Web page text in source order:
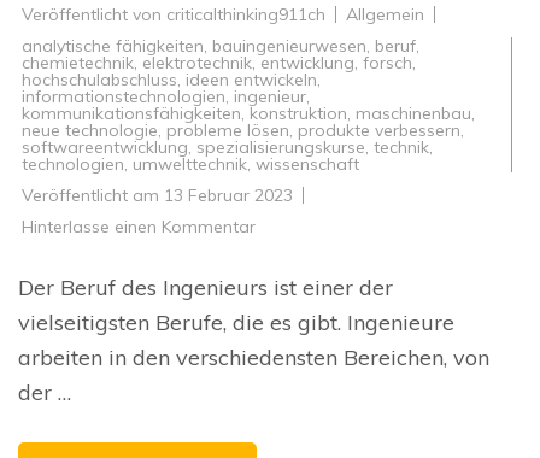
Veröffentlicht von criticalthinking911ch
Allgemein
analytische fähigkeiten, bauingenieurwesen, beruf,
chemietechnik, elektrotechnik,entwicklung, forsch,
hochschulabschluss, ideen entwickeln,
informationstechnologien, ingenieur,
kommunikationsfähigkeiten, konstruktion, maschinenbau,
neue technologie, probleme lösen, produkte verbessern,
softwareentwicklung, spezialisierungskurse, technik,
technologien, umwelttechnik, wissenschaft
Veröffentlicht am 13 Februar 2023
Hinterlasse einen Kommentarzu
Fragen
zum
Ingenieurwesen:
Alles,
du
Ingenieurs
Der Beruf des Ingenieurs ist einer der
vielseitigsten Berufe, die es gibt. Ingenieure
arbeiten in den verschiedensten Bereichen, von
der …